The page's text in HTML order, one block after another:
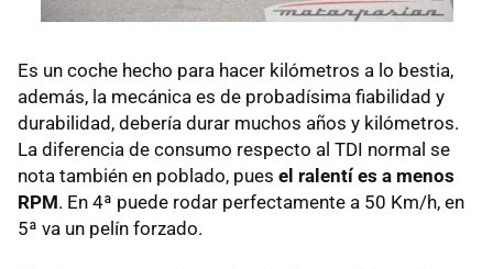
Es un coche hecho para hacer kilómetros a lo bestia,
además, la mecánica es de probadísima fiabilidad y
durabilidad, debería durar muchos años y kilómetros.
La diferencia de consumo respecto al TDI normal se
nota también en poblado, pues el ralentí es a menos
RPM. En 4ª puede rodar perfectamente a 50 Km/h, en
5ª va un pelín forzado.